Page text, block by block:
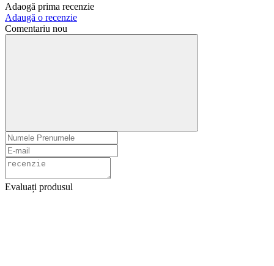
Adaogă prima recenzie
Adaugă o recenzie
Comentariu nou
Evaluați produsul